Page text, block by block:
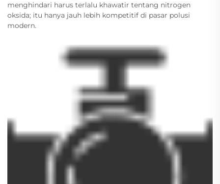
menghindari harus terlalu khawatir tentang nitrogen
oksida; itu hanya jauh lebih kompetitif di pasar polusi
modern.